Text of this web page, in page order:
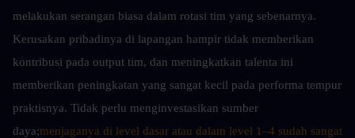
melakukan serangan biasa dalam rotasi tim yang sebenarnya.
Kerusakan pribadinya di lapangan hampir tidak memberikan
kontribusi pada output tim, dan meningkatkan talenta ini
memberikan peningkatan yang sangat kecil pada performa tempur
praktisnya. Tidak perlu menginvestasikan sumber
daya;menjaganya di level dasar atau dalam level 1–4 sudah sangat